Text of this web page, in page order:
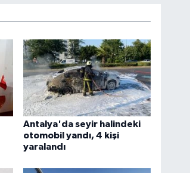
Antalya'da seyir halindeki
otomobil yandı, 4 kişi
yaralandı